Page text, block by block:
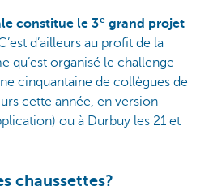
constitue le 3e grand projet
d’ailleurs au profit de la
qu’est organisé le challenge
cinquantaine de collègues de
cette année, en version
ou à Durbuy les 21 et
chaussettes?